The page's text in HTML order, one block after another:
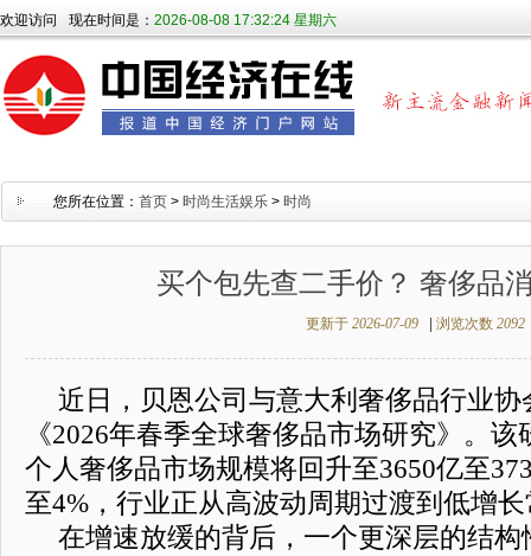
欢迎访问 现在时间是： 2026-08-08 17:32:25 星期六
您所在位置： 首页 > 时尚生活娱乐 > 时尚
买个包先查二手价？ 奢侈品
更新于 2026-07-09 浏览次数 2092
近日，贝恩公司与意大利奢侈品行业协
《2026年春季全球奢侈品市场研究》。
个人奢侈品市场规模将回升至3650亿至
至4%，行业正从高波动周期过渡到低增
在增速放缓的背后，一个更深层的结